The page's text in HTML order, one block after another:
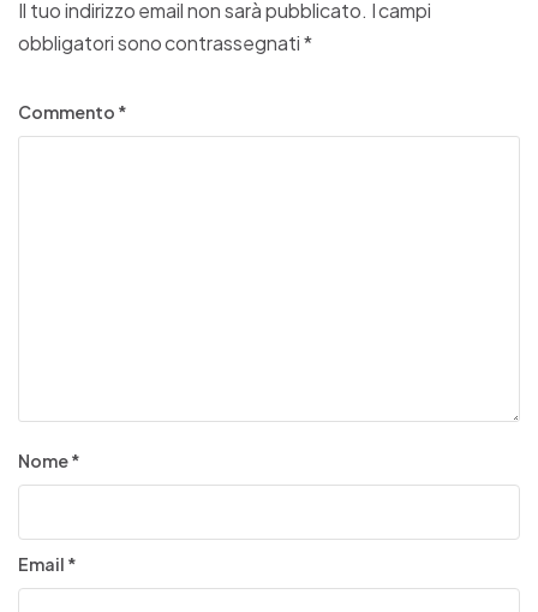
Il tuo indirizzo email non sarà pubblicato. I campi
obbligatori sono contrassegnati*
Commento *
Nome*
Email *